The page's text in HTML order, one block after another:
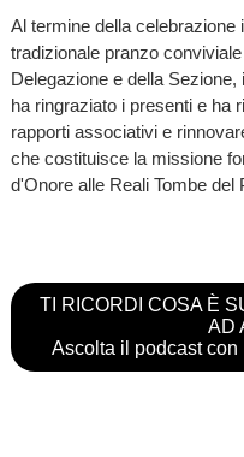
Al termine della celebrazione
tradizionale pranzo
Delegazione e della
ha ringraziato i presenti e ha
rapporti associativi e
che costituisce la missione
d'Onore alle Reali Tombe
TI RICORDI COSA È
AD
Ascolta il podcast